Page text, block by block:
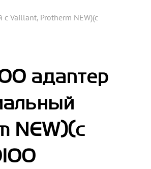
Vaillant, Protherm NEW)(с
адаптер
NEW)(с